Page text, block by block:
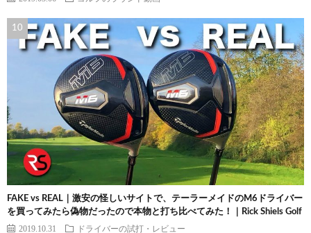
FAKE vs REAL｜激安の怪しいサイトで、テーラーメイドのM6ドライバー
を買ってみたら偽物だったので本物と打ち比べてみた！｜Rick Shiels Golf
2019.10.31 ドライバーの試打・レビュー